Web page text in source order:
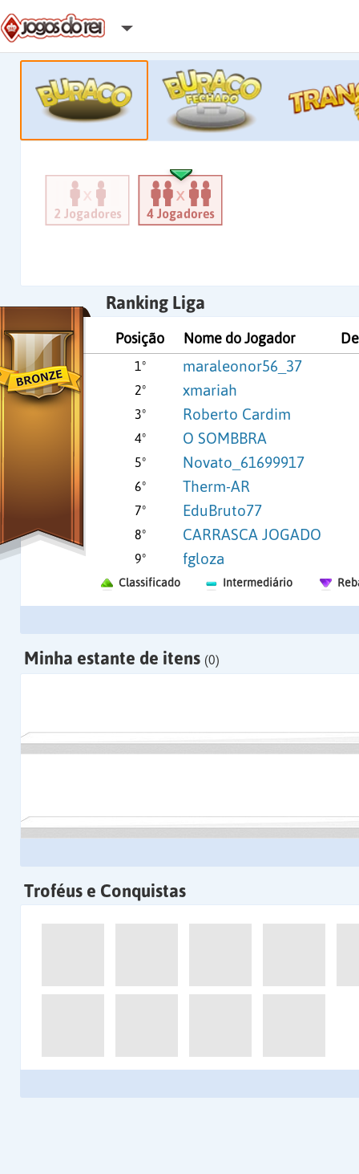
Ranking Liga
Posição Nome do Jogador
1º maraleonor56_37
2º xmariah
3º Roberto Cardim
4º O SOMBBRA
5º Novato_61699917
6º Therm-AR
7º EduBruto77
8º CARRASCA JOGADO
9º fgloza
Classificado Intermediário
Minha estante de itens (0)
Troféus e Conquistas